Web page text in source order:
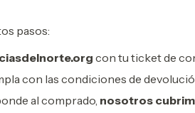
pasos:
con tu ticket de
con las condiciones de
al comprado, nosotros